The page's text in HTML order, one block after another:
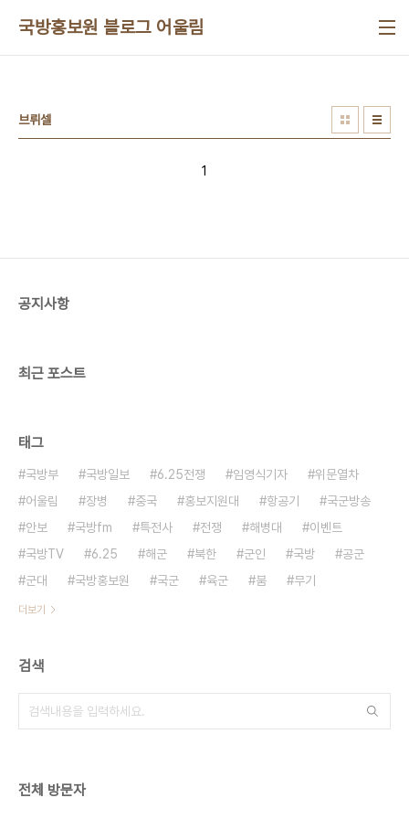
국방홍보원 블로그 어울림
브뤼셀
1
공지사항
최근 포스트
태그
국방부 국방일보 6.25전쟁 임영식기자
위문열차
어울림
장병 중국 홍보지원대 항공기
국군방송
안보
국방fm 특전사 전쟁 해병대
이벤트
국방TV
6.25 해군 북한 군인 국방
공군
군대
국방홍보원 국군 육군 붐 무기
더보기
검색
전체 방문자